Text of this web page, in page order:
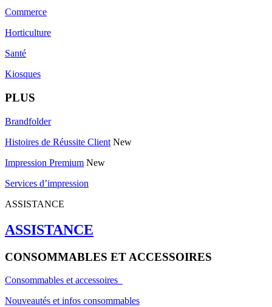
Commerce
Horticulture
Santé
Kiosques
PLUS
Brandfolder
Histoires de Réussite Client New
Impression Premium New
Services d’impression
ASSISTANCE
ASSISTANCE
CONSOMMABLES ET ACCESSOIRES
Consommables et accessoires
Nouveautés et infos consommables